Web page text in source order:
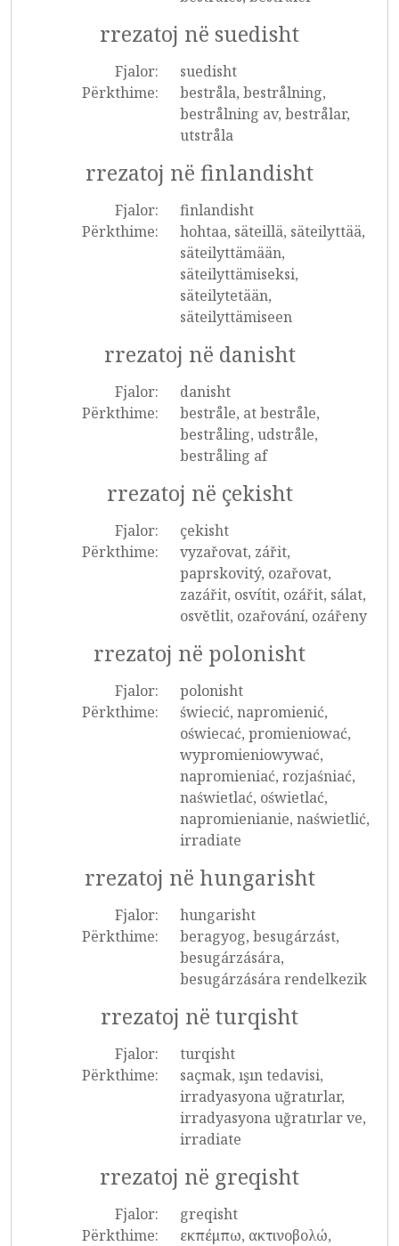
rrezatoj në suedisht
Fjalor:
suedisht
Përkthime:
bestråla, bestrålning,
bestrålning av, bestrålar,
utstråla
rrezatoj në finlandisht
Fjalor:
finlandisht
Përkthime:
hohtaa, säteillä, säteilyttää,
säteilyttämään,
säteilyttämiseksi,
säteilytetään,
säteilyttämiseen
rrezatoj në danisht
Fjalor:
danisht
Përkthime:
bestråle, at bestråle,
bestråling, udstråle,
bestråling af
rrezatoj në çekisht
Fjalor:
çekisht
Përkthime:
vyzařovat, zářit,
paprskovitý, ozařovat,
zazářit, osvítit, ozářit, sálat,
osvětlit, ozařování, ozářeny
rrezatoj në polonisht
Fjalor:
polonisht
Përkthime:
świecić, napromienić,
oświecać, promieniować,
wypromieniowywać,
napromieniać, rozjaśniać,
naświetlać, oświetlać,
napromienianie, naświetlić,
irradiate
rrezatoj në hungarisht
Fjalor:
hungarisht
Përkthime:
beragyog, besugárzást,
besugárzására,
besugárzására rendelkezik
rrezatoj në turqisht
Fjalor:
turqisht
Përkthime:
saçmak, ışın tedavisi,
irradyasyona uğratırlar,
irradyasyona uğratırlar ve,
irradiate
rrezatoj në greqisht
Fjalor:
greqisht
Përkthime:
εκπέμπω, ακτινοβολώ,